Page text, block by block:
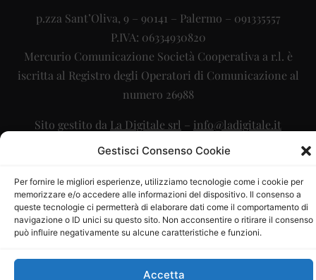
Gestisci Consenso Cookie
Per fornire le migliori esperienze, utilizziamo tecnologie come i cookie per
memorizzare e/o accedere alle informazioni del dispositivo. Il consenso a
queste tecnologie ci permetterà di elaborare dati come il comportamento di
navigazione o ID unici su questo sito. Non acconsentire o ritirare il consenso
può influire negativamente su alcune caratteristiche e funzioni.
Accetta
p.zza Sant’Oliva, 9 – 90141 – Palermo – 091335557
P.IVA: 06334930820
Mercurio Comunicazione Società Cooperativa a r.l. è
iscritta al Registro degli Operatori di Comunicazione al
numero 26988
Sito gestito da La Digitale srl – info@ladigitale.it